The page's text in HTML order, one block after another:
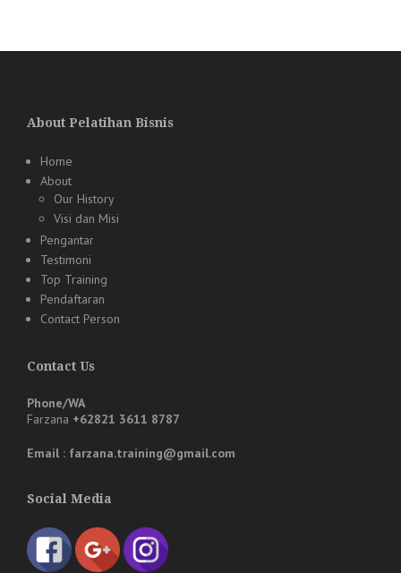
About Pelatihan Bisnis
Home
About
Our History
Visi dan Misi
Pengantar
Testimoni
Top Training
Pendaftaran
Contact Person
Contact Us
Phone/WA
Farzana +62821 3611 8787
Email : farzana.training@gmail.com
Social Media